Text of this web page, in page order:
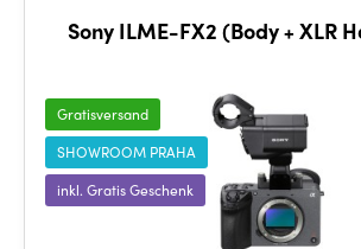
Sony ILME-FX2 (Body + XLR
Gratisversand
SHOWROOM PRAHA
inkl. Gratis Geschenk